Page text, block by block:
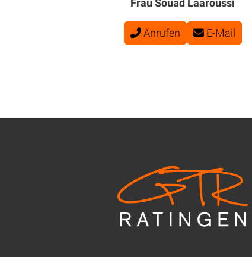
Frau Souad Laaroussi
Anrufen E-Mail